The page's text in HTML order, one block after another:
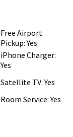
Free Airport
Pickup: Yes
iPhone Charger:
Yes
Satellite TV: Yes
Room Service: Yes